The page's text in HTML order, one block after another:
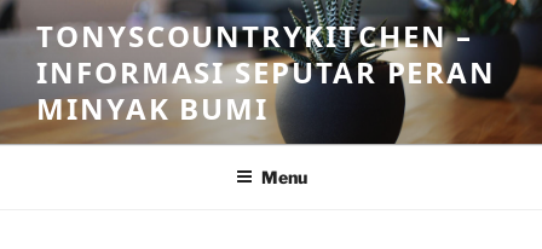
Skip
to
content
TONYSCOUNTRYKITCHEN –
INFORMASI SEPUTAR PERAN
MINYAK BUMI
Menu